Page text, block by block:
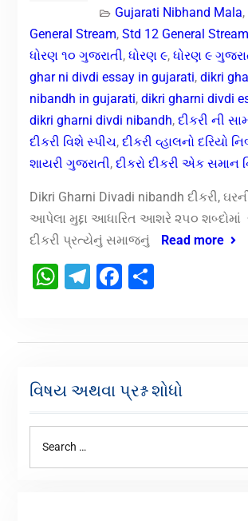
Gujarati Nibhand Mala,
General Stream, Std 12 General Stream
ધોરણ ૧૦ ગુજરાતી, ધોરણ ૯, ધોરણ ૯
ghar ni divdi essay in gujarati, dikri
nibandh in gujarati, dikri gharni divdi
dikri gharni divdi nibandh, દીકરી ની
દીકરી વિશે સ્પીચ, દીકરી વ્હાલનો દરિયો
શાયરી ગુજરાતી, દીકરો દીકરી એક સમાન
Dikri Gharni Divadi nibandh દીકરી,
આપેલા મુદ્દા આધારિત આશરે ૨૫૦ શબ્દોમાં
દીકરી પ્રત્યેનું સમાજનું
Read more
WhatsApp
Telegram
Facebook
Share
વિષય અથવા પ્રશ્ન શોધો